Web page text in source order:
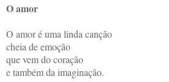
O amor
O amor é uma linda canção
cheia de emoção
que vem do coração
e também da imaginação.